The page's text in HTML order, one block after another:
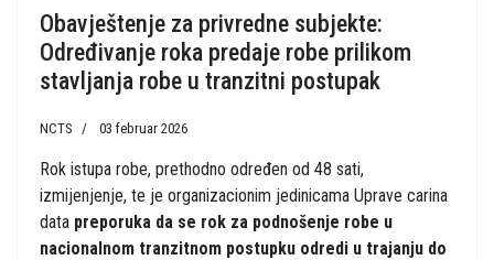
Obavještenje za privredne subjekte:
Određivanje roka predaje robe prilikom
stavljanja robe u tranzitni postupak
NCTS 03 februar 2026
Rok istupa robe, prethodno određen od 48 sati,
izmijenjenje, te je organizacionim jedinicama Uprave carina
data preporuka da se rok za podnošenje robe u
nacionalnom tranzitnom postupku odredi u trajanju do